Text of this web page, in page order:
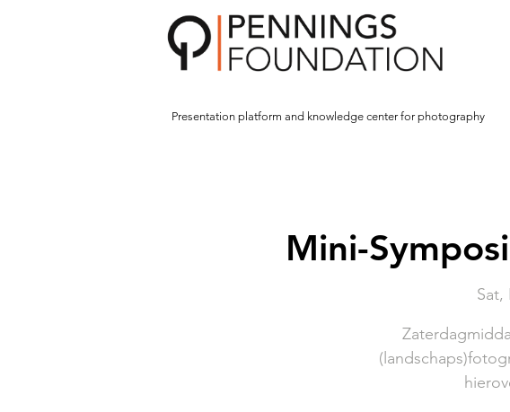
Presentation platform and knowledge center for photography
Mini-
Sat,